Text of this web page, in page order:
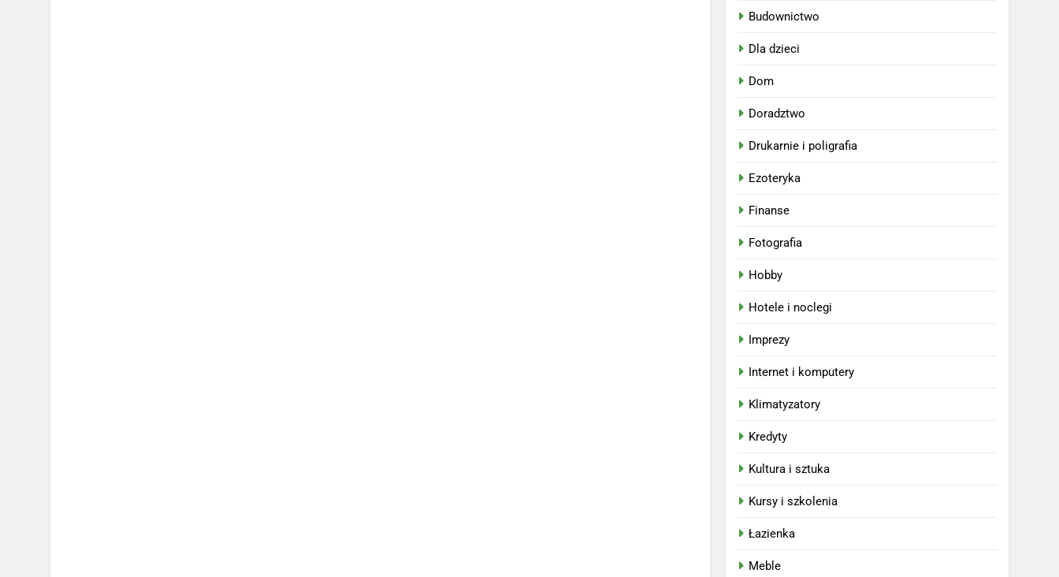
Budownictwo
Dla dzieci
Dom
Doradztwo
Drukarnie i poligrafia
Ezoteryka
Finanse
Fotografia
Hobby
Hotele i noclegi
Imprezy
Internet i komputery
Klimatyzatory
Kredyty
Kultura i sztuka
Kursy i szkolenia
Łazienka
Meble